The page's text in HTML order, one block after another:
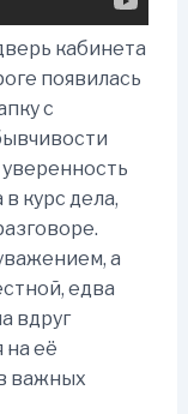
кабинета
появилась
с
курс дела,
а
едва
вдруг
на её
важных